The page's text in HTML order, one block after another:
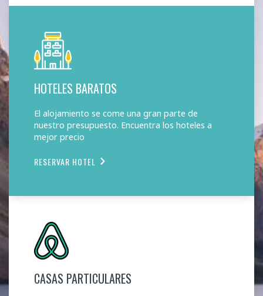
HOTELES BARATOS
El alojamiento se come una gran parte de
nuestro presupuesto. Encuentra los hoteles a
mejor precio
RESERVAR HOTEL
CASAS PARTICULARES